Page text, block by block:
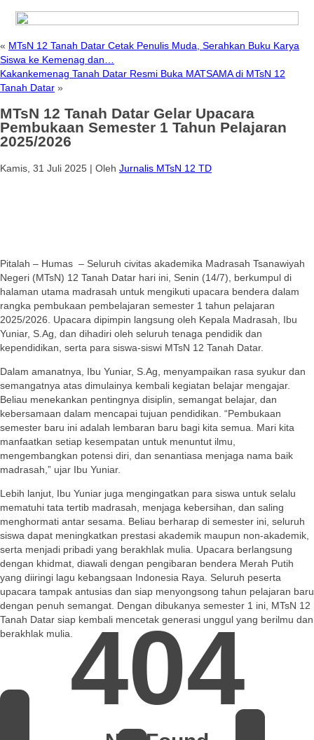
« MTsN 12 Tanah Datar Cetak Penulis Muda, Serahkan Buku Karya
Siswa ke Kemenag dan…
Kakankemenag Tanah Datar Resmi Buka MATSAMA di MTsN 12
Tanah Datar »
MTsN 12 Tanah Datar Gelar Upacara
Pembukaan Semester 1 Tahun Pelajaran
2025/2026
Kamis, 31 Juli 2025 | Oleh Jurnalis MTsN 12 TD
Pitalah – Humas – Seluruh civitas akademika Madrasah Tsanawiyah
Negeri (MTsN) 12 Tanah Datar hari ini, Senin (14/7), berkumpul di
halaman utama madrasah untuk mengikuti upacara bendera dalam
rangka pembukaan pembelajaran semester 1 tahun pelajaran
2025/2026. Upacara dipimpin langsung oleh Kepala Madrasah, Ibu
Yuniar, S.Ag, dan dihadiri oleh seluruh tenaga pendidik dan
kependidikan, serta para siswa-siswi MTsN 12 Tanah Datar.
Dalam amanatnya, Ibu Yuniar, S.Ag, menyampaikan rasa syukur dan
semangatnya atas dimulainya kembali kegiatan belajar mengajar.
Beliau menekankan pentingnya disiplin, semangat belajar, dan
kebersamaan dalam mencapai tujuan pendidikan. “Pembukaan
semester baru ini adalah lembaran baru bagi kita semua. Mari kita
manfaatkan setiap kesempatan untuk menuntut ilmu,
mengembangkan potensi diri, dan senantiasa menjaga nama baik
madrasah,” ujar Ibu Yuniar.
Lebih lanjut, Ibu Yuniar juga mengingatkan para siswa untuk selalu
mematuhi tata tertib madrasah, menjaga kebersihan, dan saling
menghormati antar sesama. Beliau berharap di semester ini, seluruh
siswa dapat meningkatkan prestasi akademik maupun non-akademik,
serta menjadi pribadi yang berakhlak mulia. Upacara berlangsung
dengan khidmat, diawali dengan pengibaran bendera Merah Putih
yang diiringi lagu kebangsaan Indonesia Raya. Seluruh peserta
upacara tampak antusias dan siap menyongsong tahun pelajaran baru
dengan penuh semangat. Dengan dibukanya semester 1 ini, MTsN 12
Tanah Datar siap kembali mencetak generasi unggul yang berilmu dan
berakhlak mulia.404